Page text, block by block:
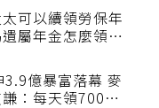
可以續領勞保年
資格
3.9億暴富落幕 麥